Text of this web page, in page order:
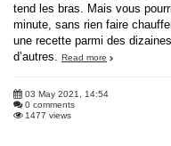
tend les bras. Mais vous
minute, sans rien faire
une recette parmi des
d’autres.
Read more
03 May 2021, 14:54
0 comments
1477 views